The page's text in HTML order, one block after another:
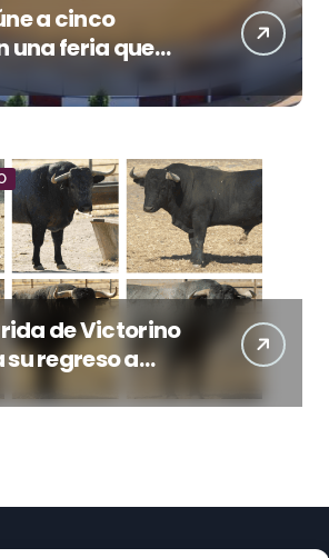
a cinco
una feria que
al futuro
de Victorino
regreso a
años después